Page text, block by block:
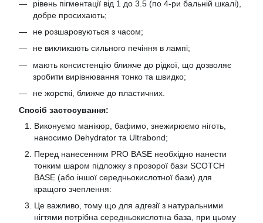
рівень пігментації від 1 до 3.5 (по 4-ри бальній шкалі),
добре просихають;
не розшаровуються з часом;
не викликають сильного печіння в лампі;
мають консистенцію ближче до рідкої, що дозволяє
зробити вирівнювання тонко та швидко;
не жорсткі, ближче до пластичних.
Спосіб застосування:
Виконуємо манікюр, бафимо, знежирюємо ніготь,
наносимо Dehydrator та Ultrabond;
Перед нанесенням PRO BASE необхідно нанести
тонким шаром підложку з прозорої бази SCOTCH
BASE (або іншої середньокислотної бази) для
кращого зчеплення:
Це важливо, тому що для адгезії з натуральними
нігтями потрібна середньокислотна база, при цьому